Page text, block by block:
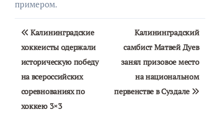
примером.
Навигация
по
записям
Калининградские
хоккеисты одержали
историческую победу
на всероссийских
соревнованиях по
хоккею 3×3
Калининградский
самбист Матвей Дуев
занял призовое место
на национальном
первенстве в Суздале